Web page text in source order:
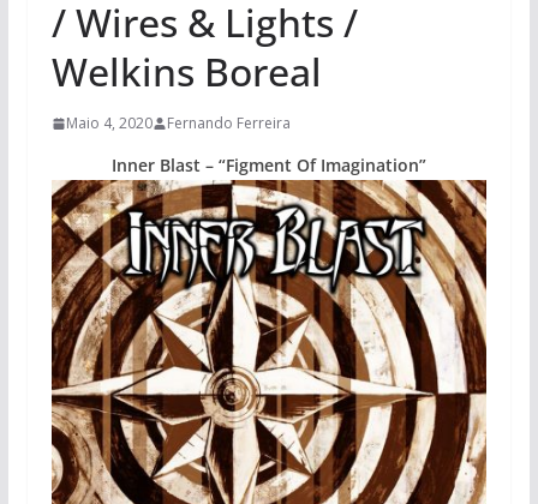
/ Wires & Lights /
Welkins Boreal
Maio 4, 2020 Fernando Ferreira
Inner Blast – “Figment Of Imagination”